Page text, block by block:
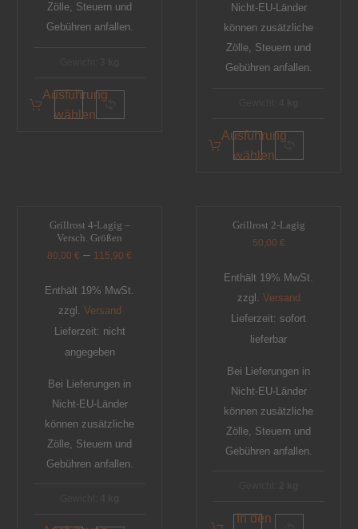
Zölle, Steuern und
Gebühren anfallen.
Ausführung
wählen
Nicht-EU-Länder
können zusätzliche
Zölle, Steuern und
Gebühren anfallen.
Ausführung
wählen
Grillrost 4-Lagig –
Versch. Größen
80,00 € – 115,90 €
Enthält 19% MwSt.
zzgl. Versand
Lieferzeit: nicht
angegeben
Bei Lieferungen in
Nicht-EU-Länder
können zusätzliche
Zölle, Steuern und
Gebühren anfallen.
Grillrost 2-Lagig
50,00 €
Enthält 19% MwSt.
zzgl. Versand
Lieferzeit: sofort
lieferbar
Bei Lieferungen in
Nicht-EU-Länder
können zusätzliche
Zölle, Steuern und
Gebühren anfallen.
In den